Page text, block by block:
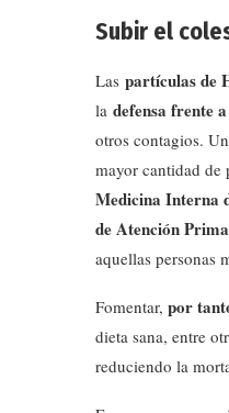
Subir el
Las partículas de
la defensa frente
otros contagios.
mayor cantidad de
Medicina Interna
de Atención
aquellas personas
Fomentar, por
dieta sana, entre
reduciendo la